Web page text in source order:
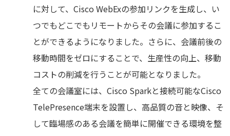
に対して、Cisco WebExの参加リンクを生成し、い
つでもどこでもリモートからその会議に参加するこ
とができるようになりました。さらに、会議前後の
移動時間をゼロにすることで、生産性の向上、移動
コストの削減を行うことが可能となりました。
全ての会議室には、Cisco Sparkと接続可能なCisco
TelePresence端末を設置し、高品質の音と映像、そ
して臨場感のある会議を簡単に開催できる環境を整